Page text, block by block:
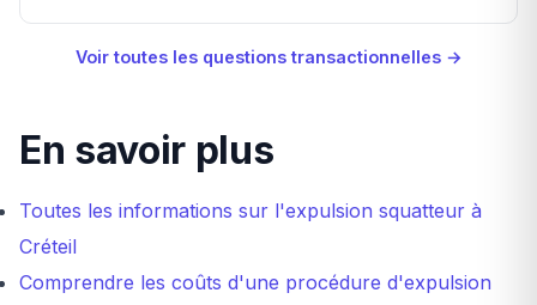
Voir toutes les questions transactionnelles →
En savoir plus
Toutes les informations sur l'expulsion squatteur à
Créteil
Comprendre les coûts d'une procédure d'expulsion